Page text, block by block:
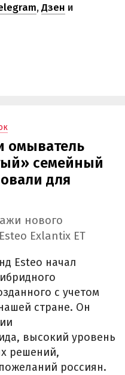
,Дзен и
омыватель
семейный
для
нового
Exlantix ET
Esteo начал
с учетом
стране. Он
высокий уровень
решений,
россиян.